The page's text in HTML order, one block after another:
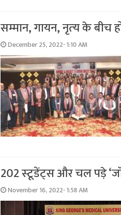
सम्‍मान, गायन, नृत्‍य के बीच
December 25, 2022- 1:10 AM
202 स्‍टूडेंट्स और चल पड़े
November 16, 2022- 1:58 AM